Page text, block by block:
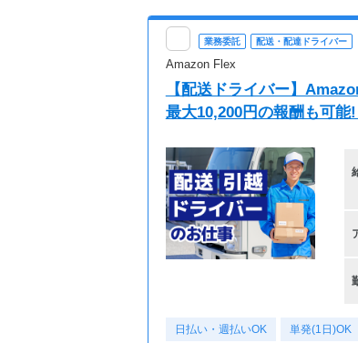
業務委託 配送・配達ドライバー
Amazon Flex
【配送ドライバー】
最大10,200円の報酬も可
日払い・週払いOK 単発(1日)OK